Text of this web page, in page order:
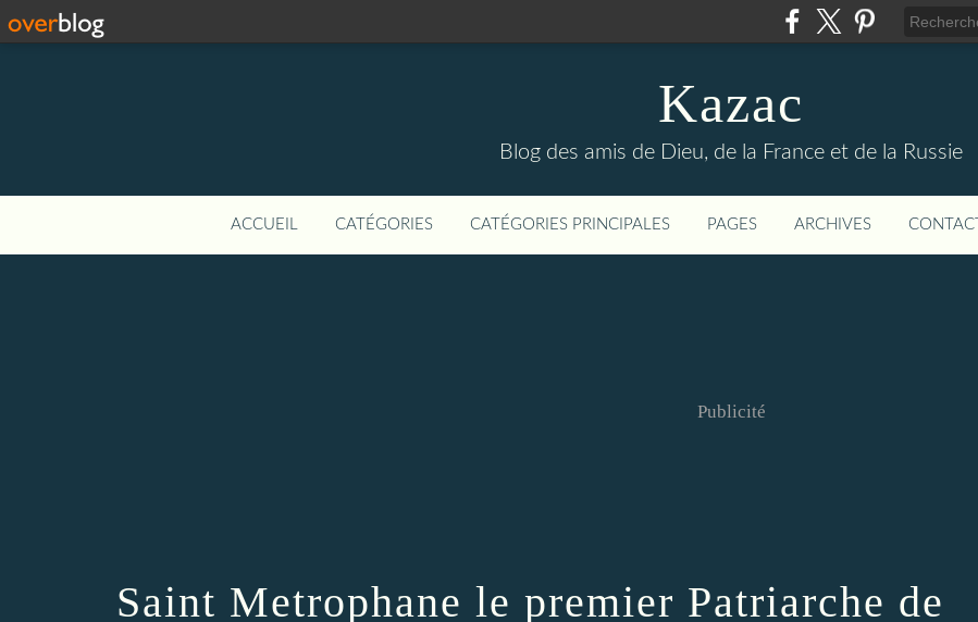
Kazac
Blog des amis de Dieu, de la France et de la Russie
ACCUEIL CATÉGORIES CATÉGORIES PRINCIPALES PAGES ARCHIVES CONTACT
Publicité
Saint Metrophane le premier Patriarche de